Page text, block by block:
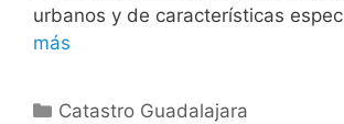
urbanos y de características
más
Categorías
Catastro Guadalajara